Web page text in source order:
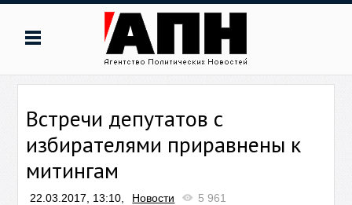
Встречи депутатов с
избирателями приравнены к
митингам
22.03.2017, 13:10, Новости 5 961